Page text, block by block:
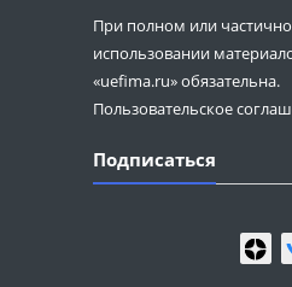
При полном или
использовании
«uefima.ru» обязательна.
Пользовательское
Подписаться